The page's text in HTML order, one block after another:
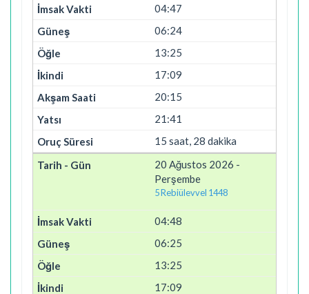
04:47
06:24
13:25
17:09
20:15
21:41
15 saat, 28 dakika
20 Ağustos 2026 -
Perşembe
5 Rebiülevvel 1448
04:48
06:25
13:25
17:09